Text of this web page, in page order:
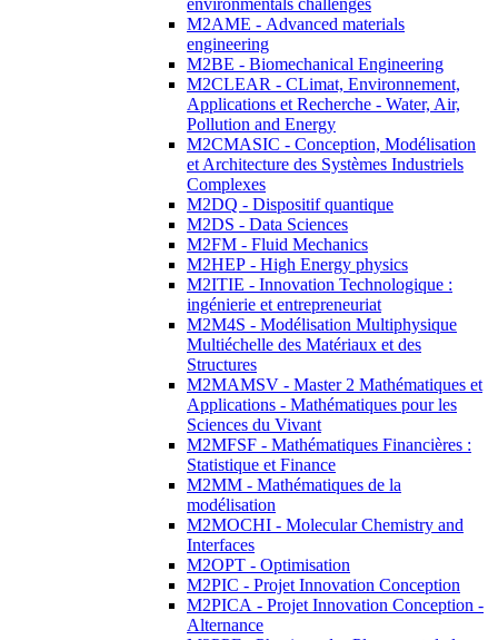
environmentals challenges
M2AME - Advanced materials
engineering
M2BE - Biomechanical Engineering
M2CLEAR - CLimat, Environnement,
Applications et Recherche - Water, Air,
Pollution and Energy
M2CMASIC - Conception, Modélisation
et Architecture des Systèmes Industriels
Complexes
M2DQ - Dispositif quantique
M2DS - Data Sciences
M2FM - Fluid Mechanics
M2HEP - High Energy physics
M2ITIE - Innovation Technologique :
ingénierie et entrepreneuriat
M2M4S - Modélisation Multiphysique
Multiéchelle des Matériaux et des
Structures
M2MAMSV - Master 2 Mathématiques et
Applications - Mathématiques pour les
Sciences du Vivant
M2MFSF - Mathématiques Financières :
Statistique et Finance
M2MM - Mathématiques de la
modélisation
M2MOCHI - Molecular Chemistry and
Interfaces
M2OPT - Optimisation
M2PIC - Projet Innovation Conception
M2PICA - Projet Innovation Conception -
Alternance